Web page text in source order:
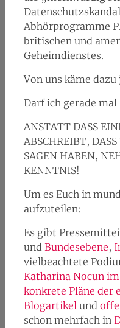
Abhörprogramme
britischen und
Geheimdienstes.
Von uns käme dazu
Darf ich gerade mal
ANSTATT DASS
ABSCHREIBT,
SAGEN HABEN,
KENNTNIS!
Um es Euch in
aufzuteilen:
Es gibt
und Bundesebene,
vielbeachtete
Katharina Nocun im
konkrete Pläne der
Blogartikelund
schon mehrfach in